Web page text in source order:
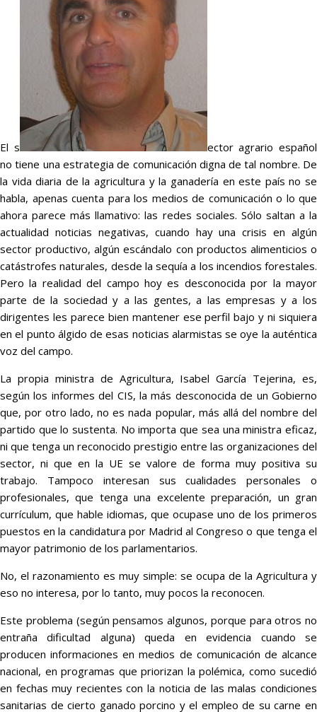
El s
ector agrario español
no tiene una estrategia de comunicación digna de tal nombre. De
la vida diaria de la agricultura y la ganadería en este país no se
habla, apenas cuenta para los medios de comunicación o lo que
ahora parece más llamativo: las redes sociales. Sólo saltan a la
actualidad noticias negativas, cuando hay una crisis en algún
sector productivo, algún escándalo con productos alimenticios o
catástrofes naturales, desde la sequía a los incendios forestales.
Pero la realidad del campo hoy es desconocida por la mayor
parte de la sociedad y a las gentes, a las empresas y a los
dirigentes les parece bien mantener ese perfil bajo y ni siquiera
en el punto álgido de esas noticias alarmistas se oye la auténtica
voz del campo.
La propia ministra de Agricultura, Isabel García Tejerina, es,
según los informes del CIS, la más desconocida de un Gobierno
que, por otro lado, no es nada popular, más allá del nombre del
partido que lo sustenta. No importa que sea una ministra eficaz,
ni que tenga un reconocido prestigio entre las organizaciones del
sector, ni que en la UE se valore de forma muy positiva su
trabajo. Tampoco interesan sus cualidades personales o
profesionales, que tenga una excelente preparación, un gran
currículum, que hable idiomas, que ocupase uno de los primeros
puestos en la candidatura por Madrid al Congreso o que tenga el
mayor patrimonio de los parlamentarios.
No, el razonamiento es muy simple: se ocupa de la Agricultura y
eso no interesa, por lo tanto, muy pocos la reconocen.
Este problema (según pensamos algunos, porque para otros no
entraña dificultad alguna) queda en evidencia cuando se
producen informaciones en medios de comunicación de alcance
nacional, en programas que priorizan la polémica, como sucedió
en fechas muy recientes con la noticia de las malas condiciones
sanitarias de cierto ganado porcino y el empleo de su carne en